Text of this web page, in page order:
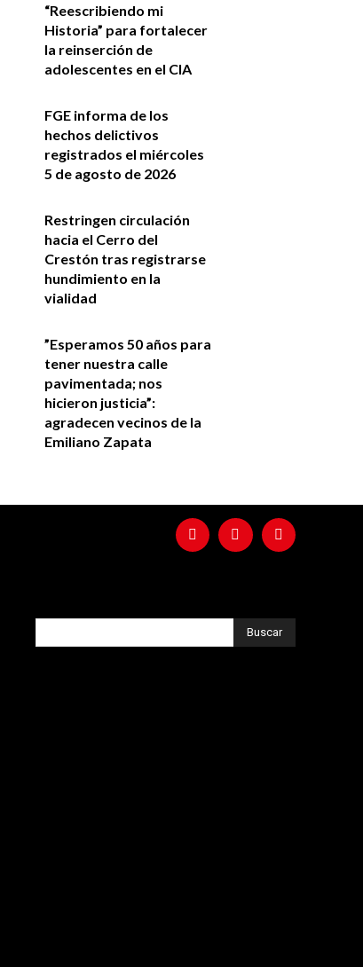
“Reescribiendo mi
Historia” para fortalecer
la reinserción de
adolescentes en el CIA
FGE informa de los
hechos delictivos
registrados el miércoles
5 de agosto de 2026
Restringen circulación
hacia el Cerro del
Crestón tras registrarse
hundimiento en la
vialidad
”Esperamos 50 años para
tener nuestra calle
pavimentada; nos
hicieron justicia”:
agradecen vecinos de la
Emiliano Zapata
Buscar